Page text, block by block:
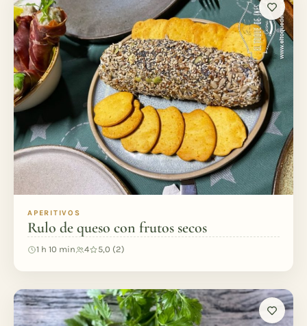
APERITIVOS
Rulo de queso con frutos secos
1 h 10 min 4 5,0 (2)